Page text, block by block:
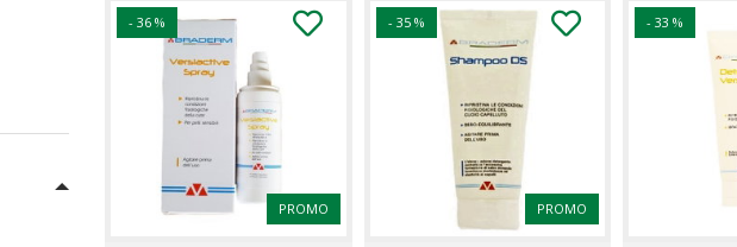
- 36 %
PROMO
- 35 %
PROMO
- 33 %